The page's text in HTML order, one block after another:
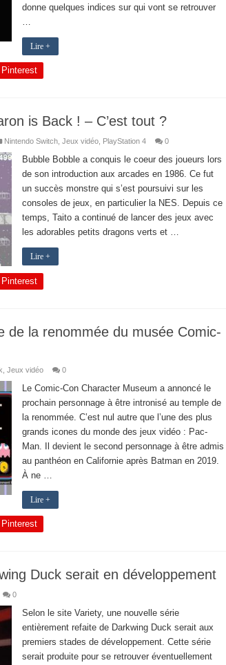
donne quelques indices sur qui vont se retrouver
…
Lire +
Pinterest
is Back ! – C’est tout ?
Nintendo Switch, Jeux vidéo, PlayStation 4 0
Bubble Bobble a conquis le coeur des joueurs lors
de son introduction aux arcades en 1986. Ce fut
un succès monstre qui s’est poursuivi sur les
consoles de jeux, en particulier la NES. Depuis ce
temps, Taito a continué de lancer des jeux avec
les adorables petits dragons verts et …
Lire +
Pinterest
de la renommée du musée Comic-
Jeux vidéo 0
Le Comic-Con Character Museum a annoncé le
prochain personnage à être intronisé au temple de
la renommée. C’est nul autre que l’une des plus
grands icones du monde des jeux vidéo : Pac-
Man. Il devient le second personnage à être admis
au panthéon en Californie après Batman en 2019.
À ne …
Lire +
Pinterest
Duck serait en développement
0
Selon le site Variety, une nouvelle série
entièrement refaite de Darkwing Duck serait aux
premiers stades de développement. Cette série
serait produite pour se retrouver éventuellement